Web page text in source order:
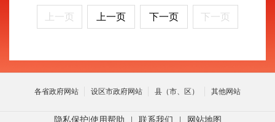
上一页 上一页 下一页 下一页
各省政府网站 设区市政府网站 县（市、区） 其他网站
隐私保护 使用帮助 联系我们 网站地图